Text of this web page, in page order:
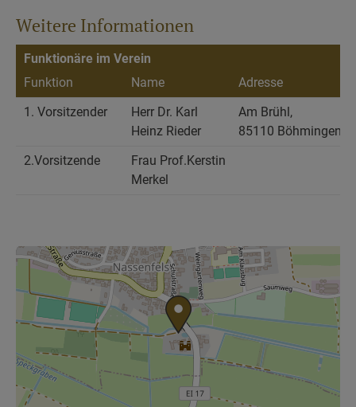
Weitere Informationen
Funktionäre im Verein
Funktion
Name Adresse
1. Vorsitzender
Herr Dr. Karl
Heinz Rieder
Am Brühl,
85110 Böhmingen
2.Vorsitzende
Frau Prof.Kerstin
Merkel